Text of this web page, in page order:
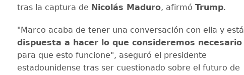
tras la captura de Nicolás Maduro, afirmó Trump.
"Marco acaba de tener una conversación con ella y está
dispuesta a hacer lo que consideremos necesario
para que esto funcione", aseguró el presidente
estadounidense tras ser cuestionado sobre el futuro de